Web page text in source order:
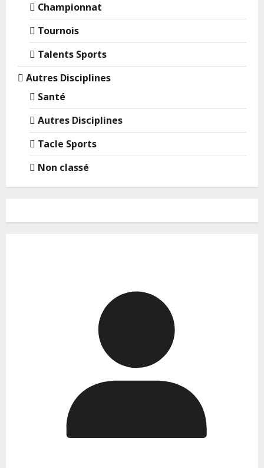
Championnat
Tournois
Talents Sports
Autres Disciplines
Santé
Autres Disciplines
Tacle Sports
Non classé